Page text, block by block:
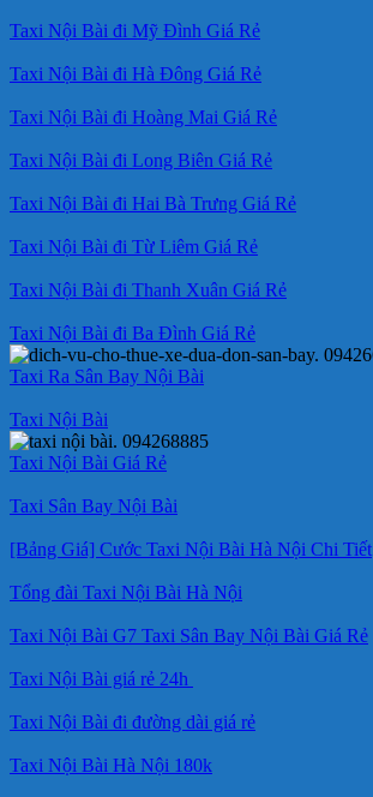
Taxi Nội Bài đi Mỹ Đình Giá Rẻ
Taxi Nội Bài đi Hà Đông Giá Rẻ
Taxi Nội Bài đi Hoàng Mai Giá Rẻ
Taxi Nội Bài đi Long Biên Giá Rẻ
Taxi Nội Bài đi Hai Bà Trưng Giá Rẻ
Taxi Nội Bài đi Từ Liêm Giá Rẻ
Taxi Nội Bài đi Thanh Xuân Giá Rẻ
Taxi Nội Bài đi Ba Đình Giá Rẻ
Taxi Ra Sân Bay Nội Bài
Taxi Nội Bài
Taxi Nội Bài Giá Rẻ
Taxi Sân Bay Nội Bài
[Bảng Giá] Cước Taxi Nội Bài Hà Nội Chi Tiết
Tổng đài Taxi Nội Bài Hà Nội
Taxi Nội Bài G7 Taxi Sân Bay Nội Bài Giá Rẻ
Taxi Nội Bài giá rẻ 24h
Taxi Nội Bài đi đường dài giá rẻ
Taxi Nội Bài Hà Nội 180k